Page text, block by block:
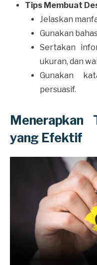
Tips Membuat
Jelaskan
Gunakan
Sertakan
ukuran, dan
Gunakan
persuasif.
Menerapkan
yang Efektif